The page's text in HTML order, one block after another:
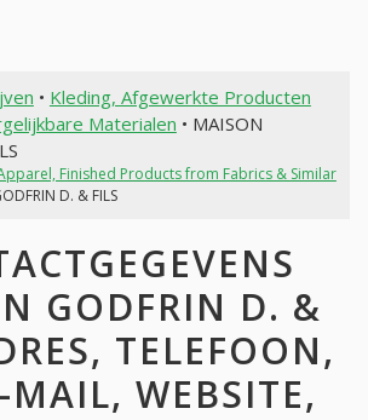
• Kleding, Afgewerkte Producten
Materialen • MAISON
Finished Products from Fabrics & Similar
D. & FILS
GODFRIN D. &
TELEFOON,
MAIL, WEBSITE,